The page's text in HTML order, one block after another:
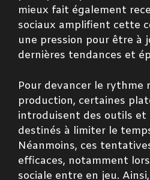
mieux fait également
sociaux amplifient cette
une pression pour être à
dernières tendances et
Pour devancer le rythme
production, certaines
introduisent des outils
destinés à limiter le
Néanmoins, ces
efficaces, notamment
sociale entre en jeu.